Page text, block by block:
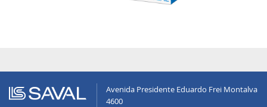
Avenida Presidente Eduardo Frei Montalva
4600